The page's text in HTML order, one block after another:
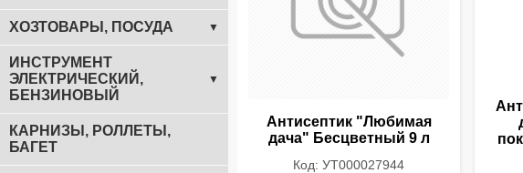
ХОЗТОВАРЫ, ПОСУДА ▼
ИНСТРУМЕНТ
ЭЛЕКТРИЧЕСКИЙ,
БЕНЗИНОВЫЙ
▼
КАРНИЗЫ, РОЛЛЕТЫ,
БАГЕТ
Антисептик "Любимая
дача" Бесцветный 9 л
Код: УТ000027944